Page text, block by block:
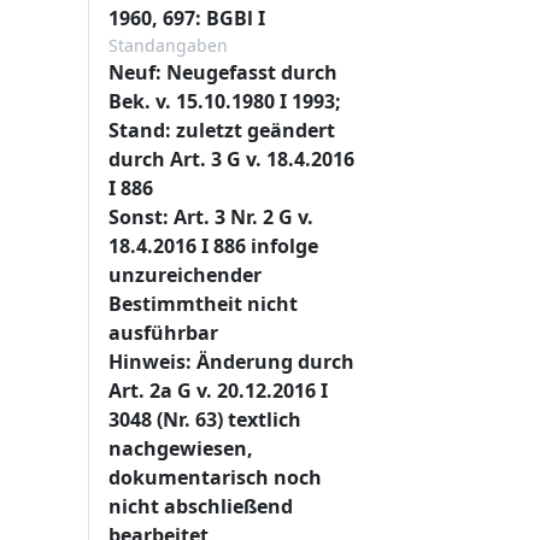
1960, 697: BGBl I
Standangaben
Neuf: Neugefasst durch
Bek. v. 15.10.1980 I 1993;
Stand: zuletzt geändert
durch Art. 3 G v. 18.4.2016
I 886
Sonst: Art. 3 Nr. 2 G v.
18.4.2016 I 886 infolge
unzureichender
Bestimmtheit nicht
ausführbar
Hinweis: Änderung durch
Art. 2a G v. 20.12.2016 I
3048 (Nr. 63) textlich
nachgewiesen,
dokumentarisch noch
nicht abschließend